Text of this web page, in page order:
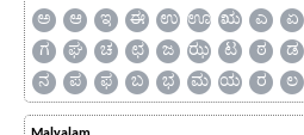
ಅ ಆ ಇ ಈ ಉ ಊ ಋ ಎ ಏ
ಗ
ಘ ಚ ಛ ಜ ಝ ಟ ಠ ಡ
ನ
ಪ ಫ ಬ ಭ ಮ ಯ ರ ಲ